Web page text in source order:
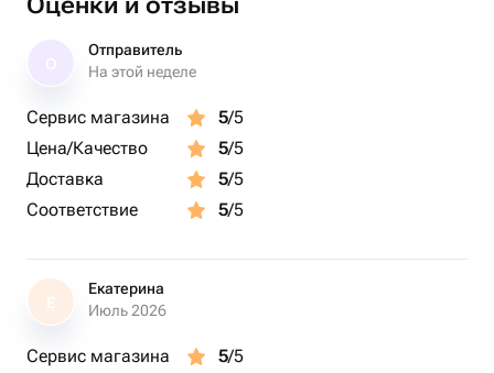
Отправитель
На этой неделе
Сервис магазина 5/5
Цена/Качество
5/5
Доставка
5/5
Соответствие
5/5
Е
Екатерина
Июль 2026
Сервис магазина 5/5